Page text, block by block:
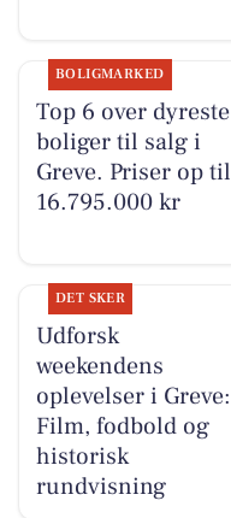
BOLIGMARKED
Top 6 over dyreste
boliger til salg i
Greve. Priser op til
16.795.000 kr
DET SKER
Udforsk
weekendens
oplevelser i Greve:
Film, fodbold og
historisk
rundvisning